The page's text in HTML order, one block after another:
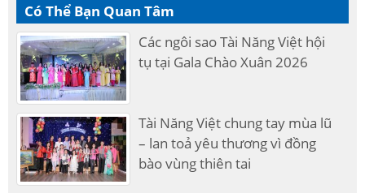
Có Thể Bạn Quan Tâm
Các ngôi sao Tài Năng Việt hội
tụ tại Gala Chào Xuân 2026
Tài Năng Việt chung tay mùa lũ
– lan toả yêu thương vì đồng
bào vùng thiên tai